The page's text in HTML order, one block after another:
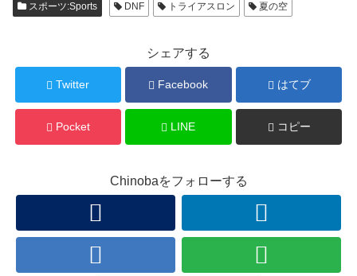
スポーツ:Sports DNF トライアスロン 夏の空
シェアする
Twitter Facebook はてブ
Pocket LINE コピー
Chinobaをフォローする